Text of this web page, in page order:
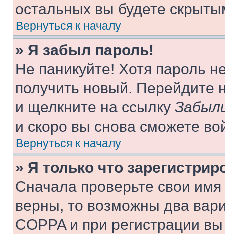
остальных вы будете
Вернуться к началу
» Я забыл пароль!
Не паникуйте! Хотя пароль
получить новый. Перейдите
и щелкните на ссылку
и скоро вы снова сможете
Вернуться к началу
» Я только что
Сначала проверьте свои
верны, то возможны два
COPPA и при регистрации